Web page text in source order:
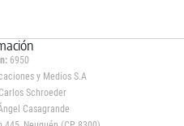
6950
y Medios S.A
Schroeder
Casagrande